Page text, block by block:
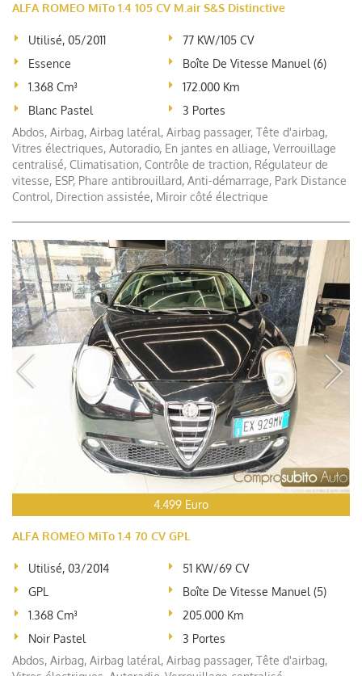
ALFA ROMEO MiTo 1.4 105 CV M.air S&S Distinctive
Utilisé, 05/2011
77 KW/105 CV
Essence
Boîte De Vitesse Manuel (6)
1.368 Cm³
172.000 Km
Blanc Pastel
3 Portes
Abdos, Airbag, Airbag latéral, Airbag passager, Tête d'airbag,
Vitres électriques, Autoradio, En jantes en alliage, Verrouillage
centralisé, Climatisation, Contrôle de traction, Régulateur de
vitesse, ESP, Phare antibrouillard, Anti-démarrage, Park Distance
Control, Direction assistée, Miroir côté électrique
4.499 Euro
ALFA ROMEO MiTo 1.4 70 CV GPL
Utilisé, 03/2014
51 KW/69 CV
GPL
Boîte De Vitesse Manuel (5)
1.368 Cm³
205.000 Km
Noir Pastel
3 Portes
Abdos, Airbag, Airbag latéral, Airbag passager, Tête d'airbag,